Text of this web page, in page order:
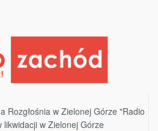
Rozgłośnia w Zielonej Górze "Radio
likwidacji w Zielonej Górze